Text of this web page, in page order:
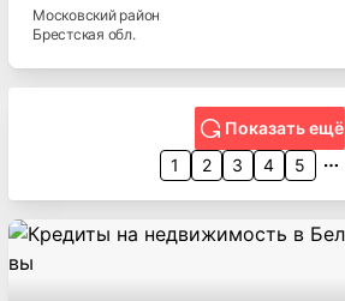
Московскийрайон
Брестская обл.
Показать ещё
1
2 3 4 5